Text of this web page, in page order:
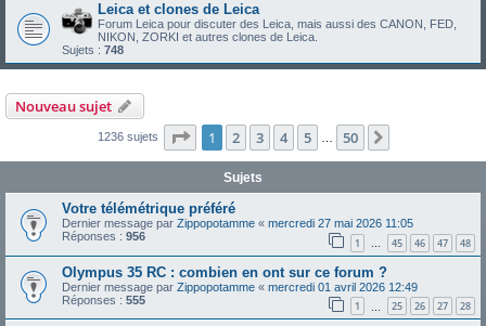
Leica et clones de Leica
Forum Leica pour discuter des Leica, mais aussi des CANON, FED,
NIKON, ZORKI et autres clones de Leica.
Sujets : 748
Nouveau sujet
1236 sujets Page 1sur50
1 2 3 4 5 50
Sujets
Votre télémétrique préféré
Dernier message par Zippopotamme « mercredi 27 mai 2026 11:05
Réponses : 956 1 … 45 46 47 48
Olympus 35 RC : combien en ont sur ce forum ?
Dernier message par Zippopotamme « mercredi 01 avril 2026 12:49
Réponses : 555 1 25 26 27 28